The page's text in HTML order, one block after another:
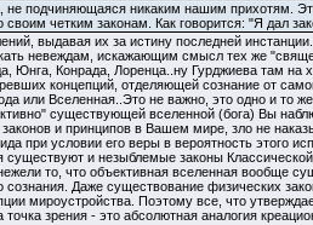
не подчиняющаяся никаким нашим прихотям.
четким законам. Как говорится: "Я дал
выдавая их за истину последней
невеждам, искажающим смысл тех же
Конрада, Лоренца..ну Гурджиева там на
концепций, отделяющей сознание от
или Вселенная..Это не важно, это одно и то
существующей вселенной (бога) Вы
и принципов в Вашем мире, зло не
при условии его веры в вероятность этого
и незыблемые законы
то, что объективная вселенная вообще
Даже существование физических
мироустройства. Поэтому все, что
зрения - это абсолютная аналогия